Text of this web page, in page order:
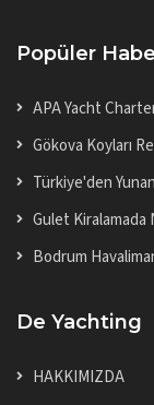
Popüler
APA Yacht
Gökova Koyları
Türkiye'den
Gulet Kiralamada
Bodrum
De Yachting
HAKKIMIZDA